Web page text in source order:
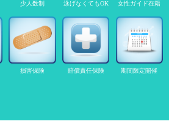
少人数制 泳げなくてもOK 女性ガイド在籍
損害保険 賠償責任保険 期間限定開催